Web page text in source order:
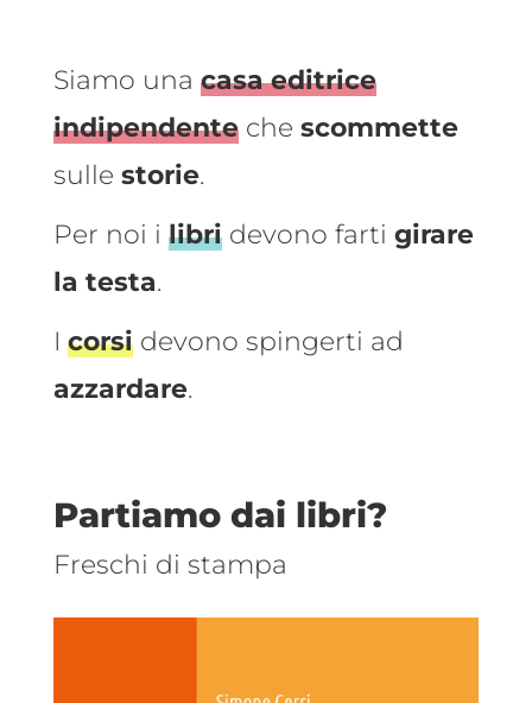
Siamo una casa editrice
indipendenteche scommette
sulle storie.
Per noi i libridevono farti girare
la testa.
I corsidevono spingerti ad
azzardare.
Partiamo dai libri?
Freschi di stampa